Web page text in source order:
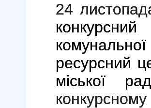
24
ресурсний
міської